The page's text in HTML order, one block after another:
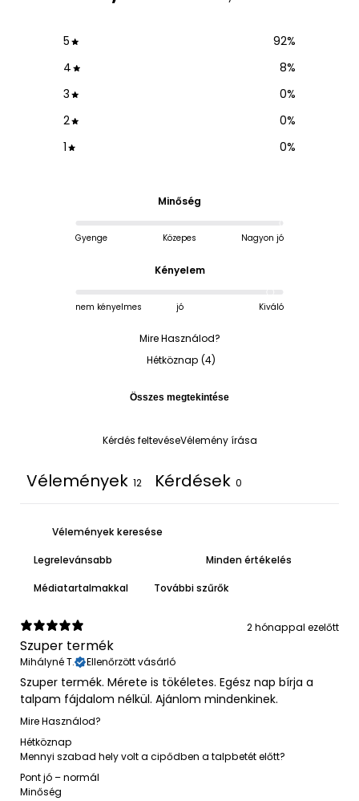
5 92%
4
8%
3
0%
2
0%
1
0%
Minőség
Gyenge Közepes Nagyon jó
Kényelem
nem kényelmes jó Kiváló
Mire Használod?
Hétköznap (4)
Összes megtekintése
Kérdés feltevéseVélemény írása
Vélemények 12 Kérdések 0
Médiatartalmakkal További szűrők
2 hónappal ezelőtt
Szuper termék
Mihályné T. Ellenőrzött vásárló
Szuper termék. Mérete is tökéletes. Egész nap bírja a
talpam fájdalom nélkül. Ajánlom mindenkinek.
Mire Használod?
Hétköznap
Mennyi szabad hely volt a cipődben a talpbetét előtt?
Pont jó – normál
Minőség